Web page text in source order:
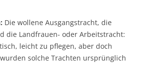
Die wollene Ausgangstracht, die
die Landfrauen- oder Arbeitstracht:
leicht zu pflegen, aber doch
solche Trachten ursprünglich